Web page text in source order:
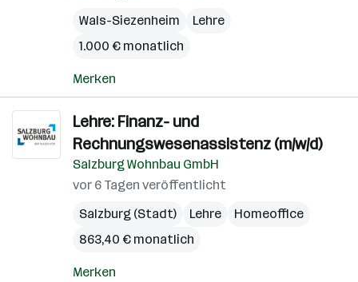
Wals-Siezenheim
Lehre
1.000 € monatlich
Merken
Lehre: Finanz- und
Rechnungswesenassistenz (m/w/d)
Salzburg Wohnbau GmbH
vor 6 Tagen veröffentlicht
Salzburg (Stadt)
Lehre
Homeoffice
863,40 € monatlich
Merken